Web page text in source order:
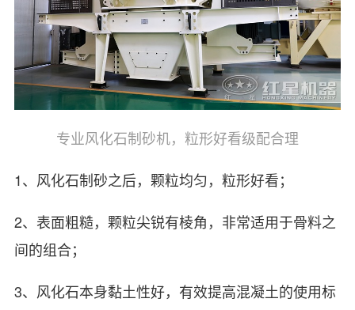
专业风化石制砂机，粒形好看级配合理
1、风化石制砂之后，颗粒均匀，粒形好看；
2、表面粗糙，颗粒尖锐有棱角，非常适用于骨料之
间的组合；
3、风化石本身黏土性好，有效提高混凝土的使用标